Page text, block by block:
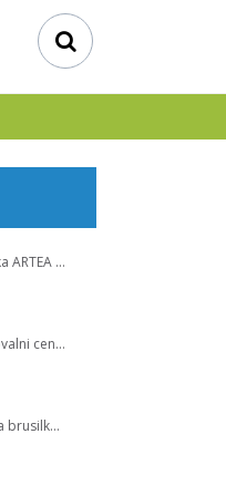
Robna lepilka ARTEA 1020
CNC obdelovalni center EPICON 7135 SpaceSaver
Širokotračna brusilka KÜNDIG Perfect